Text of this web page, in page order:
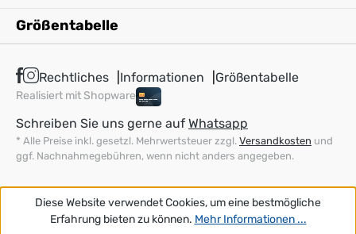
Größentabelle
Rechtliches Informationen Größentabelle
Realisiert mit Shopware
Schreiben Sie uns gerne auf Whatsapp
* Alle Preise inkl. gesetzl. Mehrwertsteuer zzgl. Versandkosten und
ggf. Nachnahmegebühren, wenn nicht anders angegeben.
Diese Website verwendet Cookies, um eine bestmögliche
Erfahrung bieten zu können. Mehr Informationen ...